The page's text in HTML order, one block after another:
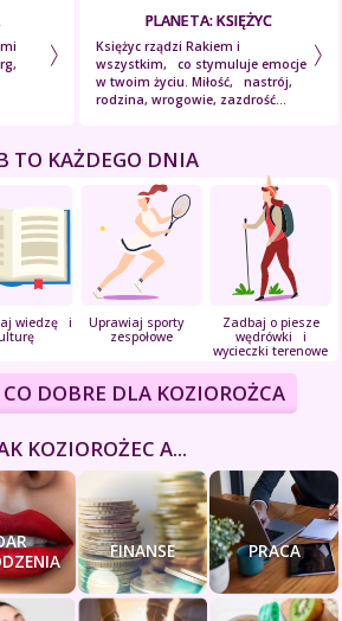
PLANETA: KSIĘŻYC
Księżyc rządzi Rakiem i
wszystkim, co stymuluje emocje
w twoim życiu. Miłość, nastrój,
rodzina, wrogowie, zazdrość...
TO KAŻDEGO DNIA
wiedzę i
Uprawiaj sporty
zespołowe
Zadbaj o piesze
wędrówki i
wycieczki terenowe
DOBRE DLA KOZIOROŻCA
KOZIOROŻEC A...
FINANSE PRACA